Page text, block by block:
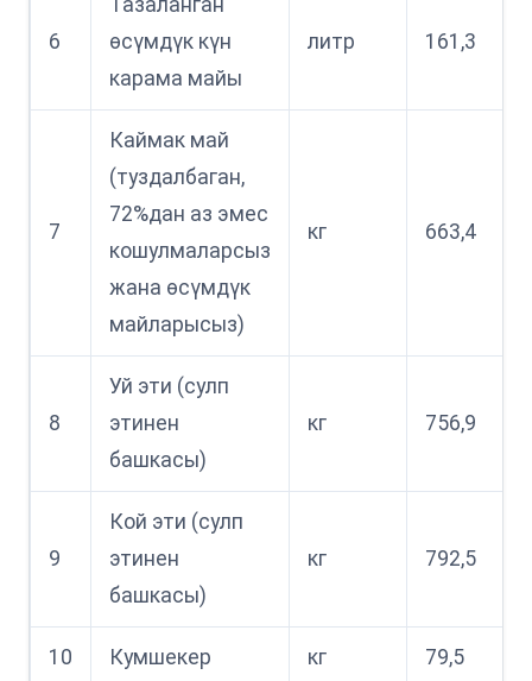
6
өсүмдүк күн
карама майы
литр 161,3
7
Каймак май
(туздалбаган,
72%дан аз эмес
кошулмаларсыз
жана өсүмдүк
майларысыз)
кг 663,4
8
Уй эти (сулп
этинен
башкасы)
кг 756,9
9
Кой эти (сулп
этинен
башкасы)
кг 792,5
10 Кумшекер кг 79,5